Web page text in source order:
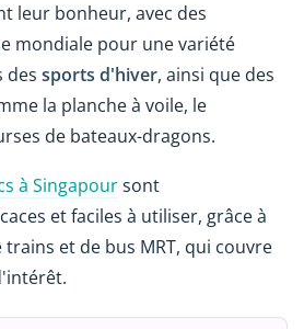
leur bonheur, avec des
mondiale pour une variété
des sports d'hiver, ainsi que des
la planche à voile, le
de bateaux-dragons.
à Singapoursont
et faciles à utiliser, grâce à
et de bus MRT, qui couvre